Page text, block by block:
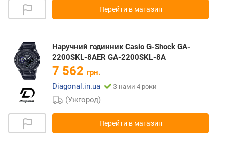
Перейти в магазин
Наручний годинник Casio G-Shock GA-
2200SKL-8AER GA-2200SKL-8A
7 562 грн.
Diagonal.in.ua
З нами 4 роки
(Ужгород)
Перейти в магазин